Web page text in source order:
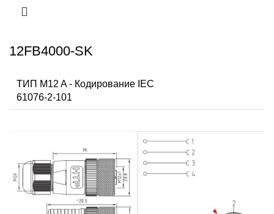
12FB4000-SK
ТИП M12 A - Кодирование IEC
61076-2-101